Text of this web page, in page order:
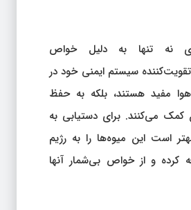
نه تنها به دلیل خواص
سیستم ایمنی خود در
مفید هستند، بلکه به حفظ
می‌کنند. برای دستیابی به
است این میوه‌ها را به رژیم
کرده و از خواص بی‌شمار آنها